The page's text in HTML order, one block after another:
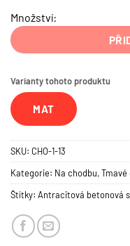
Množství:
Varianty tohoto produktu
MAT
SKU: CHO-1-13
Kategorie: Na chodbu,
Štítky: Antracitová betonová